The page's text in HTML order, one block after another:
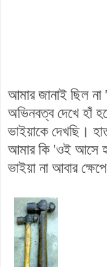
আমার জানাই ছিল না
অভিনবত্ব দেখে হাঁ
ভাইয়াকে দেখছি।
আমার কি 'ওই আসে
ভাইয়া না আবার